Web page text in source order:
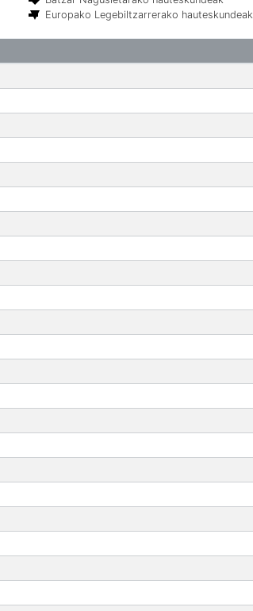
Europako Legebiltzarrerako hauteskundeak